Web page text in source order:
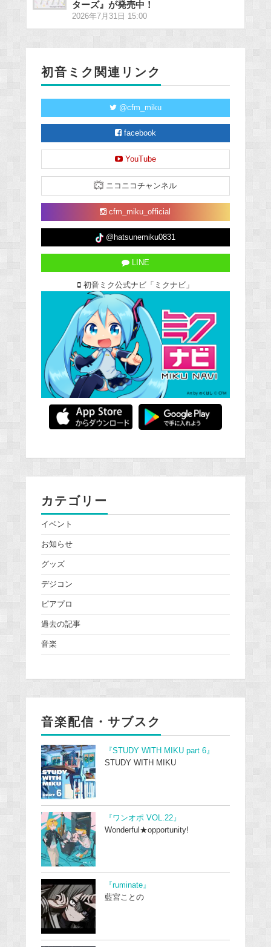
ターズ』が発売中！
2026年7月31日 15:00
初音ミク関連リンク
@cfm_miku
facebook
YouTube
ニコニコチャンネル
cfm_miku_official
@hatsunemiku0831
LINE
初音ミク公式ナビ「ミクナビ」
カテゴリー
イベント
お知らせ
グッズ
デジコン
ピアプロ
過去の記事
音楽
音楽配信・サブスク
『STUDY WITH MIKU part 6』
STUDY WITH MIKU
『ワンオポ VOL.22』
Wonderful★opportunity!
『ruminate』
藍宮ことの